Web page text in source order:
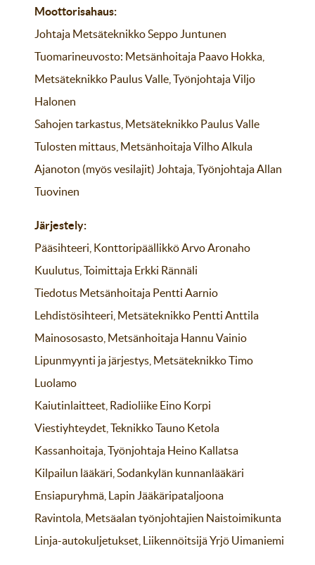
Moottorisahaus:
Johtaja Metsäteknikko Seppo Juntunen
Tuomarineuvosto: Metsänhoitaja Paavo Hokka,
Metsäteknikko Paulus Valle, Työnjohtaja Viljo
Halonen
Sahojen tarkastus, Metsäteknikko Paulus Valle
Tulosten mittaus, Metsänhoitaja Vilho Alkula
Ajanoton (myös vesilajit) Johtaja, Työnjohtaja Allan
Tuovinen
Järjestely:
Pääsihteeri, Konttoripäällikkö Arvo Aronaho
Kuulutus, Toimittaja Erkki Rännäli
Tiedotus Metsänhoitaja Pentti Aarnio
Lehdistösihteeri, Metsäteknikko Pentti Anttila
Mainososasto, Metsänhoitaja Hannu Vainio
Lipunmyynti ja järjestys, Metsäteknikko Timo
Luolamo
Kaiutinlaitteet, Radioliike Eino Korpi
Viestiyhteydet, Teknikko Tauno Ketola
Kassanhoitaja, Työnjohtaja Heino Kallatsa
Kilpailun lääkäri, Sodankylän kunnanlääkäri
Ensiapuryhmä, Lapin Jääkäripataljoona
Ravintola, Metsäalan työnjohtajien Naistoimikunta
Linja-autokuljetukset, Liikennöitsijä Yrjö Uimaniemi